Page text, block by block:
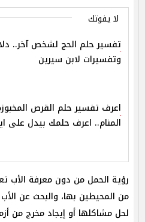
لا يفوتك
تفسير حلم الحج لشخص آخر..
وتفسيرات لابن سيرين
اعرف تفسير حلم القرص
المنام.. اعرف حلمك بيدل على
رؤية الحمل من دون معرفة الأب
من المحيطين بها، والبحث عن
لحل مشاكلها أو إيجاد مخرج من